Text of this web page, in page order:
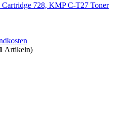
Cartridge 728, KMP C-T27 Toner
1 Artikeln)